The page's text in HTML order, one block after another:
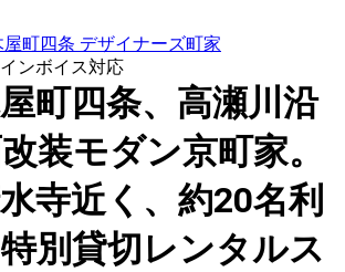
町四条 デザイナーズ町家
インボイス対応
町四条、高瀬川沿
装モダン京町家。
寺近く、約20名利
別貸切レンタルス